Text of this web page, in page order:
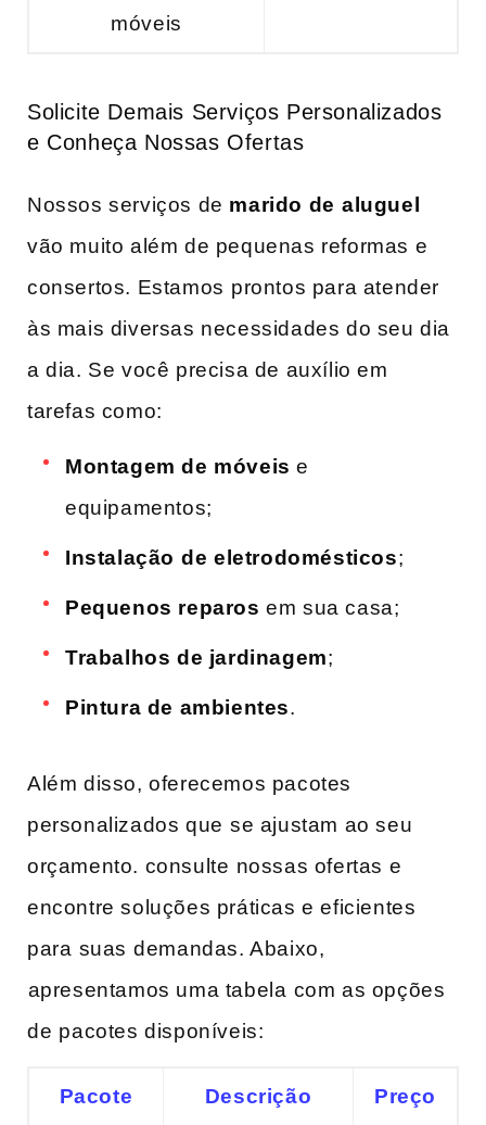
móveis
Solicite Demais Serviços Personalizados
e Conheça Nossas ‌Ofertas
Nossos serviços ‍de marido de ⁢aluguel
vão muito ​além de pequenas​ reformas e
consertos. Estamos⁤ prontos para atender
às mais diversas necessidades do seu dia⁤
a dia. Se você precisa de ‌auxílio em
tarefas como:
Montagem de móveis e
equipamentos;
Instalação⁤ de eletrodomésticos;
Pequenos reparos ​em sua casa;
Trabalhos de jardinagem;
Pintura de ambientes.
Além disso, oferecemos pacotes
personalizados que⁢ se ajustam ao seu
orçamento. consulte ⁤nossas ofertas e
encontre soluções práticas e eficientes
para ⁤suas⁣ demandas. Abaixo,
⁣apresentamos uma tabela ⁤com as‍ opções
de ⁢pacotes disponíveis:
Pacote Descrição Preço